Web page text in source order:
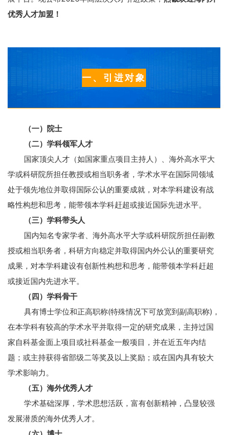
优秀人才加盟！
一、引进对象
（一）院士
（二）学科领军人才
国家顶尖人才（如国家重点项目主持人）、海外高水平大
学或科研院所担任教授或相当职务者，学术水平在国际同领域
处于领先地位并取得国际公认的重要成就，对本学科建设有战
略性构想和思考，能带领本学科赶超或接近国际先进水平。
（三）学科带头人
国内知名专家学者、海外高水平大学或科研院所担任副教
授或相当职务者，科研方向稳定并取得国内外公认的重要研究
成果，对本学科建设有创新性构想和思考，能带领本学科赶超
或接近国内先进水平。
（四）学科骨干
具有博士学位和正高职称(特殊情况下可放宽到副高职称) ，
在本学科有较高的学术水平并取得一定的研究成果，主持过国
家自科基金面上项目或社科基金一般项目，并在近五年内结
题；或主持获得省部级二等奖及以上奖励；或在国内具有较大
学术影响力。
（五）海外优秀人才
学术基础深厚，学术思想活跃，富有创新精神，凸显较强
发展潜质的海外优秀人才。